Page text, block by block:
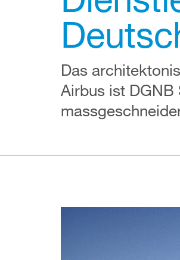
Das
Airbus ist DGNB